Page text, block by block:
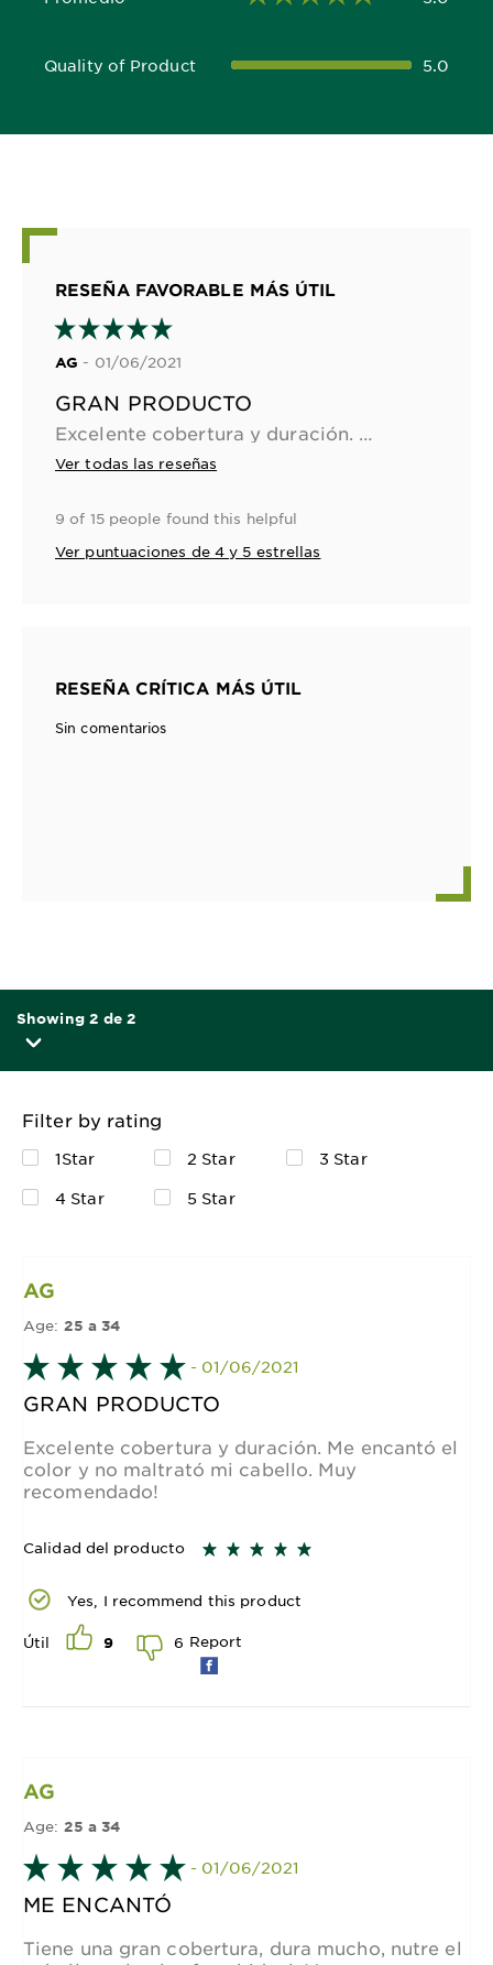
5.0 out of 5 stars
Quality of Product
5.0 out of 5 stars 5.0
RESEÑA FAVORABLE MÁS ÚTIL
AG - 01/06/2021
GRAN PRODUCTO
Ver todas las reseñas
9 of 15 people found this helpful
Ver puntuaciones de 4 y 5 estrellas
RESEÑA CRÍTICA MÁS ÚTIL
Sin comentarios
Showing 2 de 2
Filter by rating
1Star 2 Star
3 Star
4 Star
5 Star
AG
Age: 25 a 34
- 01/06/2021
GRAN PRODUCTO
Excelente cobertura y duración. Me encantó el
color y no maltrató mi cabello. Muy
recomendado!
Calidad del producto
Yes, I recommend this product
Útil 9 6 Report
AG
Age: 25 a 34
- 01/06/2021
ME ENCANTÓ
Tiene una gran cobertura, dura mucho, nutre el